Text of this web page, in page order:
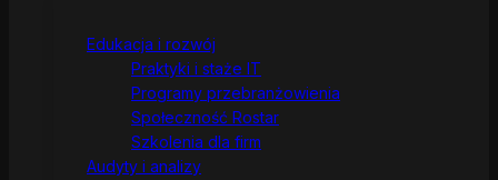
Edukacja i rozwój
Praktyki i staże IT
Programy przebranżowienia
Społeczność Rostar
Szkolenia dla firm
Audyty i analizy